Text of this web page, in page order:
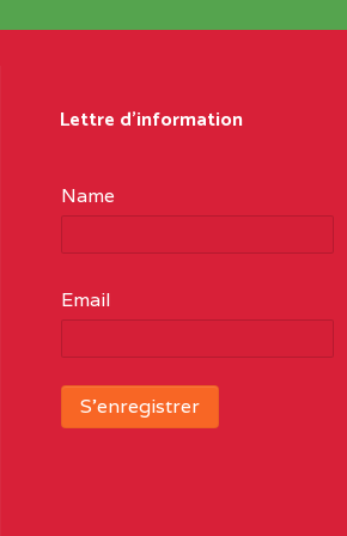
Lettre d'information
Name
Email